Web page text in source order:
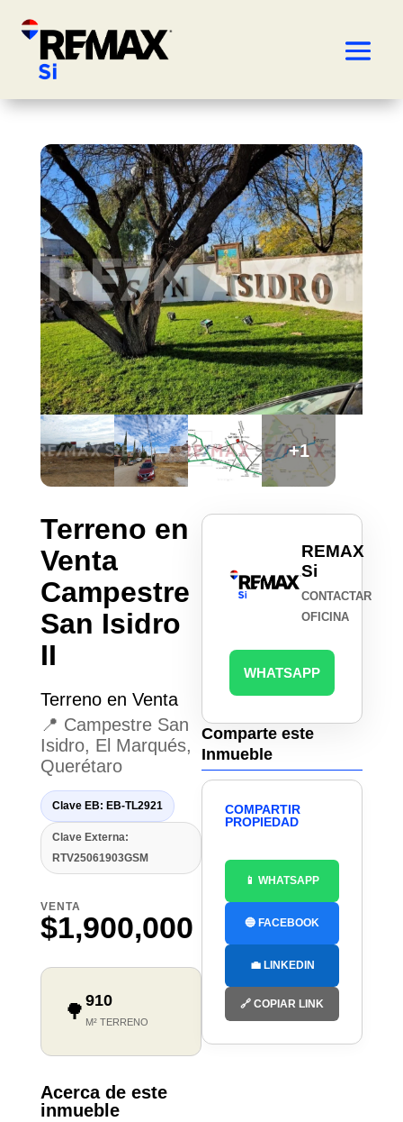
+1
Terreno en
Venta
Campestre
San Isidro
II
Terreno en Venta
📍 Campestre San
Isidro, El Marqués,
Querétaro
Clave EB: EB-TL2921
Clave Externa:
RTV25061903GSM
VENTA
$1,900,000
🌳 910
M² TERRENO
Acerca de este
inmueble
REMAX
Si
CONTACTAR
OFICINA
WHATSAPP
Comparte este
Inmueble
COMPARTIR
PROPIEDAD
📱 WHATSAPP
🔵 FACEBOOK
💼 LINKEDIN
🔗 COPIAR LINK